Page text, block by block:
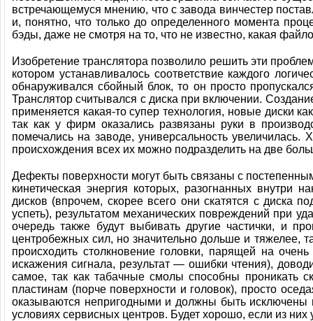
встречающемуся мнению, что с завода винчестер
и, понятно, что только до определенного момента
бэды, даже не смотря на то, что не известно, какая
Изобретение транслятора позволило решить эти
котором устанавливалось соответствие каждого
обнаруживался сбойный блок, то он просто
Транслятор считывался с диска при включении.
применяется какая-то супер технология, новые диски
так как у фирм оказались развязаны руки в
помечались на заводе, универсальность
происхождения всех их можно подразделить на две
Дефекты поверхности могут быть связаны с
кинетическая энергия которых, разогнанных внутри
дисков (впрочем, скорее всего они скатятся с диска
успеть), результатом механических повреждений при
очередь также будут выбивать другие частички, и
центробежных сил, но значительно дольше и тяжелее,
происходить столкновение головки, парящей на
искажения сигнала, результат — ошибки чтения),
самое, так как табачные смолы способны проникать
пластинам (порче поверхности и головок), просто
оказываются непригодными и должны быть
условиях сервисных центров. Будет хорошо, если из